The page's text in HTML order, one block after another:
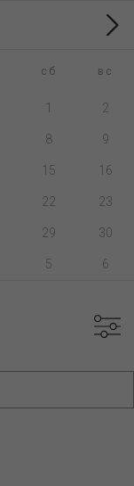
сб вс
1 2
8 9
15 16
22 23
29 30
5 6